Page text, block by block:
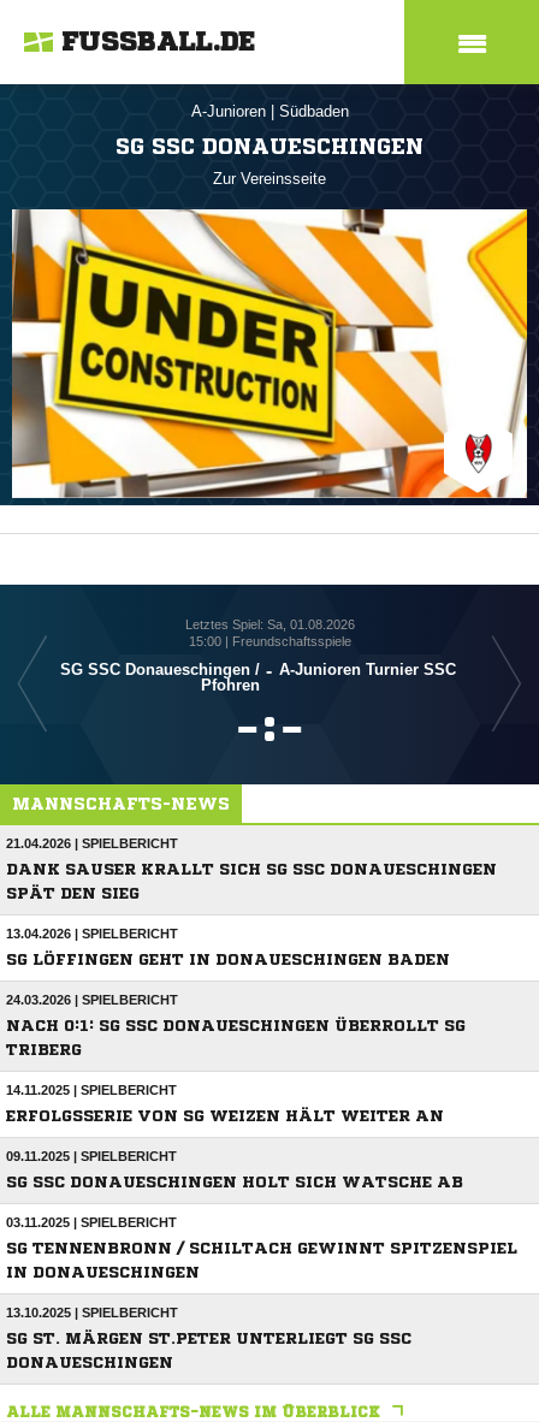
FUSSBALL.DE
A-Junioren Südbaden
SG SSC DONAUESCHINGEN
Zur Vereinsseite
Letztes Spiel: Sa, 01.08.2026
15:00 | Freundschaftsspiele
SG SSC Donaueschingen /​
Pfohren
- A-Junioren Turnier SSC
:
MANNSCHAFTS-NEWS
21.04.2026 | SPIELBERICHT
DANK SAUSER KRALLT SICH SG SSC DONAUESCHINGEN
SPÄT DEN SIEG
13.04.2026 | SPIELBERICHT
SG LÖFFINGEN GEHT IN DONAUESCHINGEN BADEN
24.03.2026 | SPIELBERICHT
NACH 0:1: SG SSC DONAUESCHINGEN ÜBERROLLT SG
TRIBERG
14.11.2025 | SPIELBERICHT
ERFOLGSSERIE VON SG WEIZEN HÄLT WEITER AN
09.11.2025 | SPIELBERICHT
SG SSC DONAUESCHINGEN HOLT SICH WATSCHE AB
03.11.2025 | SPIELBERICHT
SG TENNENBRONN / SCHILTACH GEWINNT SPITZENSPIEL
IN DONAUESCHINGEN
13.10.2025 | SPIELBERICHT
SG ST. MÄRGEN ST.PETER UNTERLIEGT SG SSC
DONAUESCHINGEN
ALLE MANNSCHAFTS-NEWS IM ÜBERBLICK